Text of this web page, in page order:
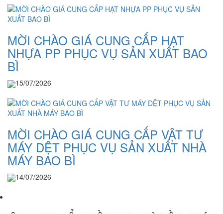
MỜI CHÀO GIÁ CUNG CẤP HẠT
NHỰA PP PHỤC VỤ SẢN XUẤT BAO
BÌ
15/07/2026
MỜI CHÀO GIÁ CUNG CẤP VẬT TƯ
MÁY DỆT PHỤC VỤ SẢN XUẤT NHÀ
MÁY BAO BÌ
14/07/2026